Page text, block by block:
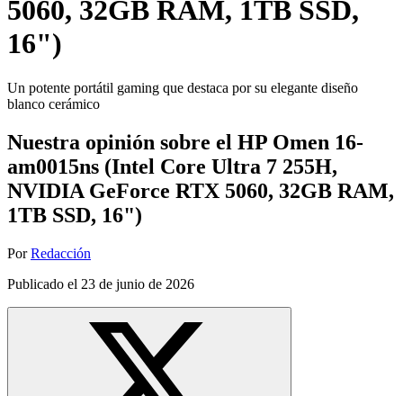
5060, 32GB RAM, 1TB SSD,
16")
Un potente portátil gaming que destaca por su elegante diseño
blanco cerámico
Nuestra opinión sobre el HP Omen 16-
am0015ns (Intel Core Ultra 7 255H,
NVIDIA GeForce RTX 5060, 32GB RAM,
1TB SSD, 16")
Por Redacción
Publicado el 23 de junio de 2026